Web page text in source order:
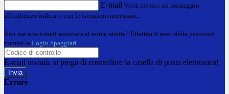
E-mail Verrà inviato un messaggio
all'indirizzo indicato con le istruzioni necessarie.
Non hai una e-mail associata al nome utente? Effettua il reset della password
tramite la Login Spaggiari
E-mail inviata, si prega di controllare la casella di posta elettronica!
Errore